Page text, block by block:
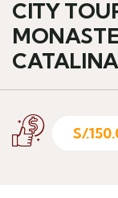
CITY
CATALINA
S/.